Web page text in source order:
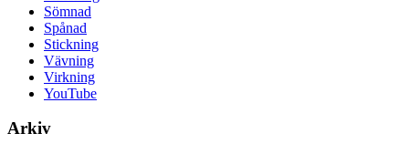
Sömnad
Spånad
Stickning
Vävning
Virkning
YouTube
Arkiv